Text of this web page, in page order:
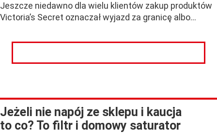
Jeszcze niedawno dla wielu klientów zakup produktów
Victoria’s Secret oznaczał wyjazd za granicę albo...
Jeżeli nie napój ze sklepu i kaucja
to co? To filtr i domowy saturator